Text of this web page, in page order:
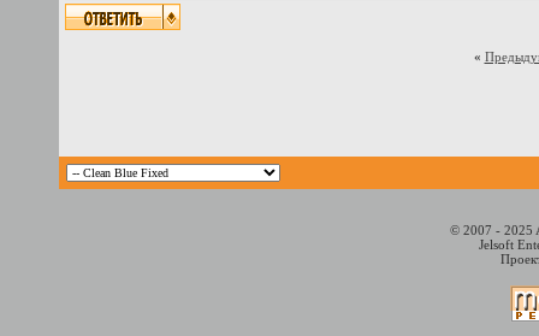
«
© 2007 - 2025
Jelsoft